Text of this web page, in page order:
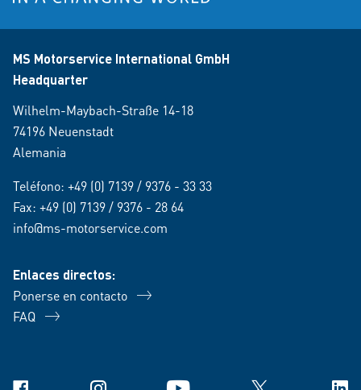
MS Motorservice International GmbH
Headquarter
Wilhelm-Maybach-Straße 14-18
74196 Neuenstadt
Alemania
Teléfono: +49 (0) 7139 / 9376 - 33 33
Fax: +49 (0) 7139 / 9376 - 28 64
info@ms-motorservice.com
Enlaces directos:
Ponerse en contacto
FAQ